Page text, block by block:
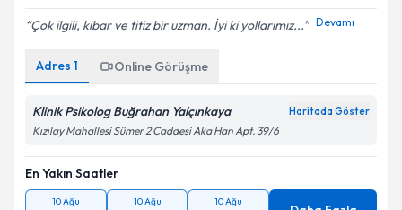
Çok ilgili, kibar ve titiz bir uzman. İyi ki yollarımız... Devamı
Adres 1 Online Görüşme
Klinik Psikolog Buğrahan Yalçınkaya Haritada Göster
Kızılay Mahallesi Sümer 2 Caddesi Aka Han Apt. 39/6
En Yakın Saatler
10 Ağu 10 Ağu 10 Ağu